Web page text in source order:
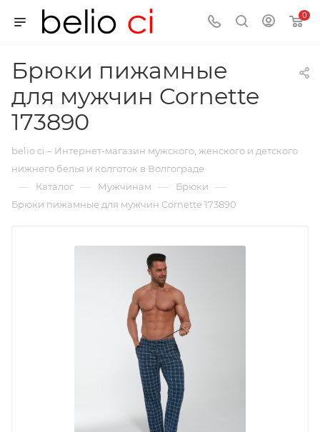
0
Брюки пижамные
для мужчин Cornette
173890
belio ci – Интернет-магазин мужского, женского и детского
нижнего белья и колготок в Волгограде
— Каталог — Мужчинам — Брюки —
Брюки пижамные для мужчин Cornette 173890